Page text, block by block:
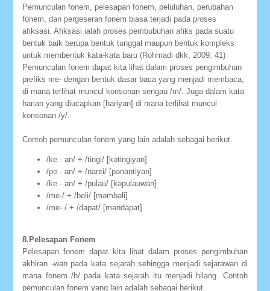
Pemunculan fonem, pelesapan fonem, peluluhan, perubahan
fonem, dan pergeseran fonem biasa terjadi pada proses
afiksasi. Afiksasi ialah proses pembubuhan afiks pada suatu
bentuk baik berupa bentuk tunggal maupun bentuk kompleks
untuk membentuk kata-kata baru (Rohmadi dkk, 2009: 41)
Pemunculan fonem dapat kita lihat dalam proses pengimbuhan
prefiks me- dengan bentuk dasar baca yang menjadi membaca;
di mana terlihat muncul konsonan sengau /m/. Juga dalam kata
harian yang diucapkan [hariyan] di mana terlihat muncul
konsonan /y/.
Contoh pemunculan fonem yang lain adalah sebagai berikut.
/ke - an/ + /tingi/ [kətingiyan]
/pe - an/ + /nanti/ [pənantiyan]
/ke - an/ + /pulau/ [kəpulauwan]
/me-/ + /beli/ [məmbəli]
/me- / + /dapat/ [məndapat]
8.Pelesapan Fonem
Pelesapan fonem dapat kita lihat dalam proses pengimbuhan
akhiran -wan pada kata sejarah sehingga menjadi sejarawan di
mana fonem /h/ pada kata sejarah itu menjadi hilang. Contoh
pemunculan fonem yang lain adalah sebagai berikut.